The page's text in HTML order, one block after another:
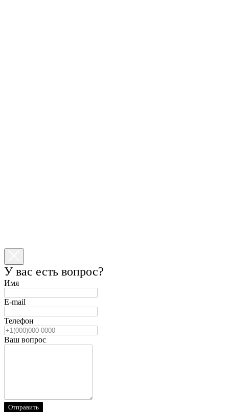
У вас есть вопрос?
Имя
E-mail
Телефон
Ваш вопрос
Отправить